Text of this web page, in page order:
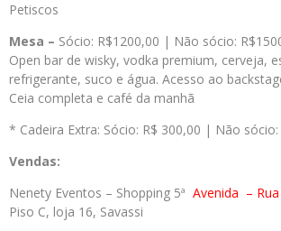
Petiscos
Mesa – Sócio: R$1200,00 | Não sócio:
Open bar de wisky, vodka premium, cerveja,
refrigerante, suco e água. Acesso ao
Ceia completa e café da manhã
* Cadeira Extra: Sócio: R$ 300,00 | Não sócio:
Vendas:
Nenety Eventos – Shopping 5ª Avenida –
Piso C, loja 16, Savassi